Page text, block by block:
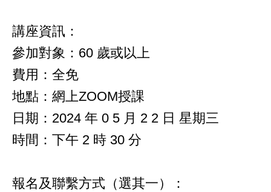
講座資訊：
參加對象：60 歲或以上
費用：全免
地點：網上ZOOM授課
日期：2024 年 0 5 月 2 2 日 星期三
時間：下午 2 時 30 分
報名及聯繫方式（選其一）：